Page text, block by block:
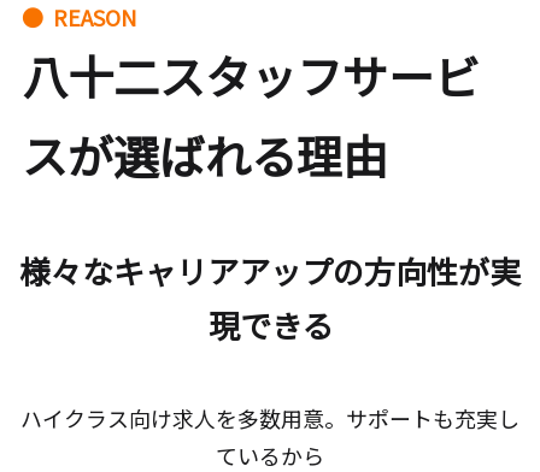
● REASON
八十二スタッフサービ
スが選ばれる理由
様々なキャリアアップの方向性が実
現できる
ハイクラス向け求人を多数用意。サポートも充実し
ているから